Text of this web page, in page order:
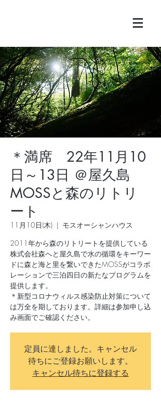
＊満席 22年11月10
日～13日 ＠屋久島
MOSSと森のリトリ
ート
11月10日(木)
  |
モスオーシャンハウス
2011年から森のリトリートを提供している
株式会社森へと屋久島で水の循環をキーワー
ドに森と海と里を繋いできたMOSSがコラボ
レーションで三泊四日の新たなプログラムを
提供します。
＊新型コロナウィルス感染防止対策について
は万全を期しております。詳細は参加申し込
み画面でご確認ください。
定員に達しました。キャンセル
待ちにご登録お願いします。
キャンセル待ちに登録する